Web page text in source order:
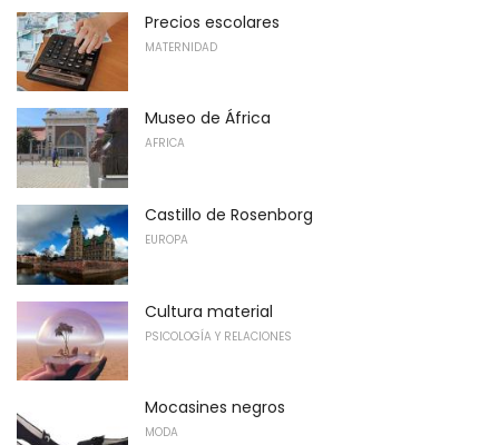
Precios escolares
MATERNIDAD
Museo de África
AFRICA
Castillo de Rosenborg
EUROPA
Cultura material
PSICOLOGÍA Y RELACIONES
Mocasines negros
MODA